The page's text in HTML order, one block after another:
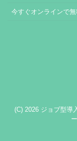
今すぐオンラインで
(C) 2026 ジョブ型導